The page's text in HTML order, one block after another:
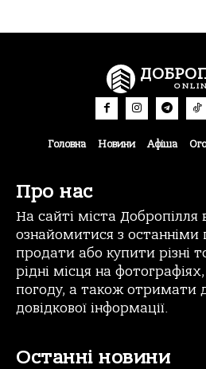
Головна Новини Афіша
Про нас
На сайті міста Добропілля
ознайомитися з останніми
продати або купити різні
рідні місця на
погоду, а також отримати
довідкової інформації.
Останні новини